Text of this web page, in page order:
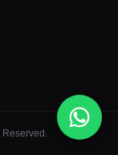
Reserved.